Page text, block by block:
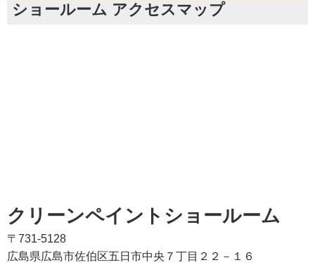
ショールーム アクセスマップ
クリーンペイントショールーム
〒731-5128
広島県広島市佐伯区五日市中央７丁目２２－１６